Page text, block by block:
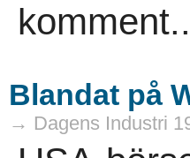
komment..
Blandat på
→ Dagens Industri